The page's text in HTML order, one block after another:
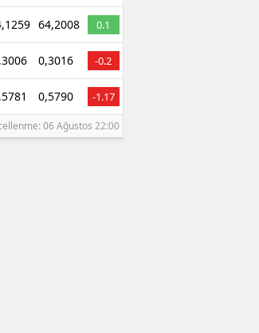
64,2008 0.1
0,3016 -0.2
0,5790 -1.17
06 Ağustos 22:00